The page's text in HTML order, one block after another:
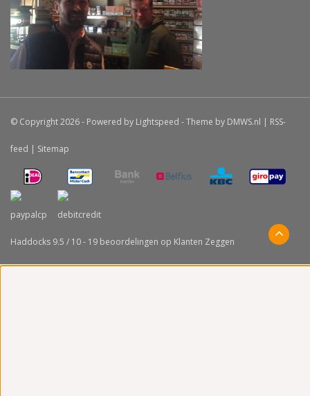
© Copyright 2026 - Powered by Lightspeed - Theme by DMWS.nl | RSS-
feed | Sitemap
Haddocks 9.5 / 10- 19 beoordelingen op Klanten Zeggen